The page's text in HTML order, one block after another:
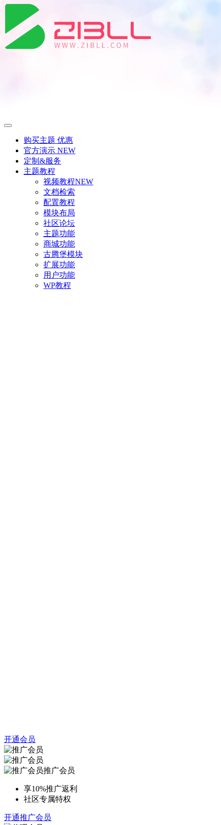
购买主题 优惠
官方演示 NEW
定制&服务
主题教程
视频教程NEW
文档检索
配置教程
模块布局
社区论坛
主题功能
商城功能
古腾堡模块
扩展功能
用户功能
WP教程
开通会员
推广会员
享10%推广返利
社区专属特权
开通推广会员